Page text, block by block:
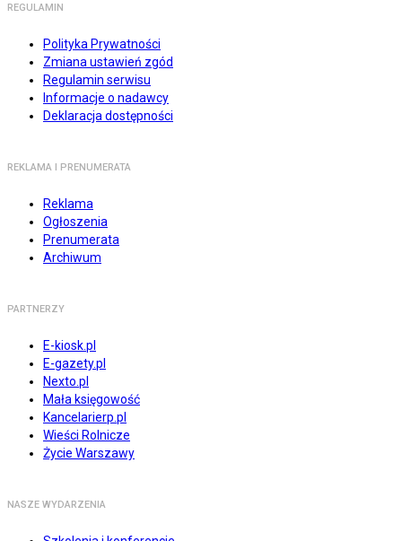
REGULAMIN
Polityka Prywatności
Zmiana ustawień zgód
Regulamin serwisu
Informacje o nadawcy
Deklaracja dostępności
REKLAMA I PRENUMERATA
Reklama
Ogłoszenia
Prenumerata
Archiwum
PARTNERZY
E-kiosk.pl
E-gazety.pl
Nexto.pl
Mała księgowość
Kancelarierp.pl
Wieści Rolnicze
Życie Warszawy
NASZE WYDARZENIA